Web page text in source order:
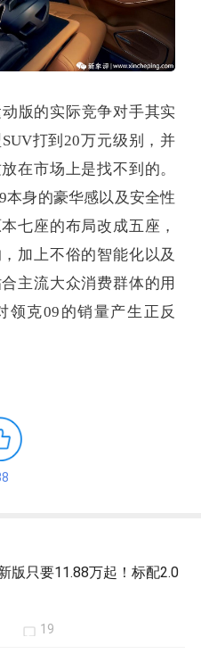
版的实际竞争对手其实
打到20万元级别，并
在市场上是找不到的。
本身的豪华感以及安全性
七座的布局改成五座，
加上不俗的智能化以及
主流大众消费群体的用
领克09的销量产生正反
版只要11.88万起！标配2.0
19